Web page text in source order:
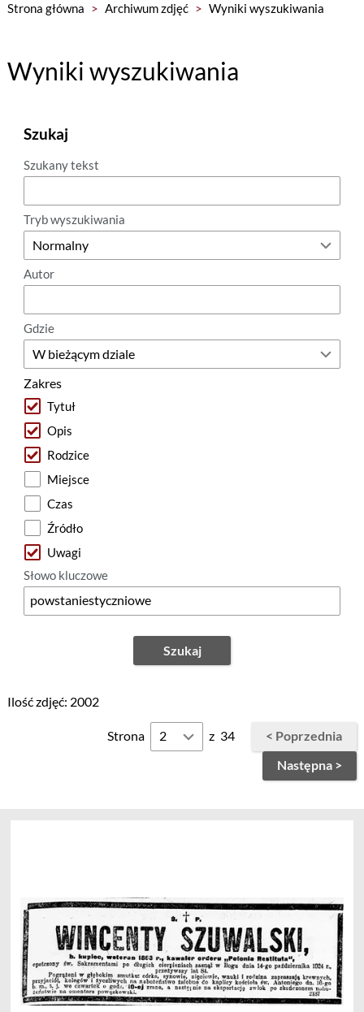
Strona główna > Archiwum zdjęć > Wyniki wyszukiwania
Wyniki wyszukiwania
Szukaj
Szukany tekst
Tryb wyszukiwania
Autor
Gdzie
Zakres
Tytuł
Opis
Rodzice
Miejsce
Czas
Źródło
Uwagi
Słowo kluczowe
Szukaj
Ilość zdjęć: 2002
Strona z 34
< Poprzednia
Następna >